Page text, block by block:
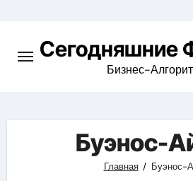
содержимомуСегодняшние
Бизнес-
Буэнос-
Главная Буэнос-